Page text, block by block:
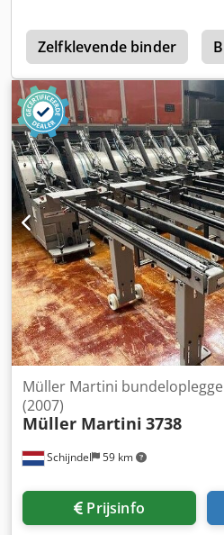
Zelfklevende binder
Schijndel 59 km
Müller Martini
(2007)
Müller Martini 3738
Prijsinfo